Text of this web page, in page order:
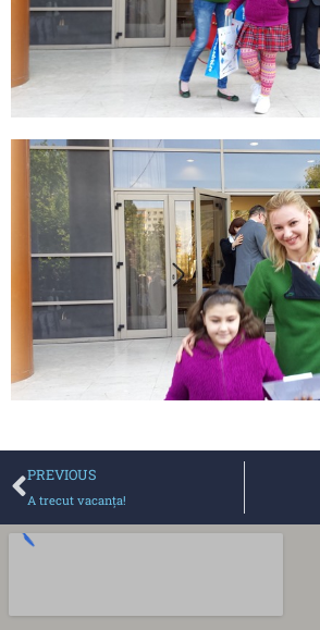
PREVIOUS
A trecut vacanţa!